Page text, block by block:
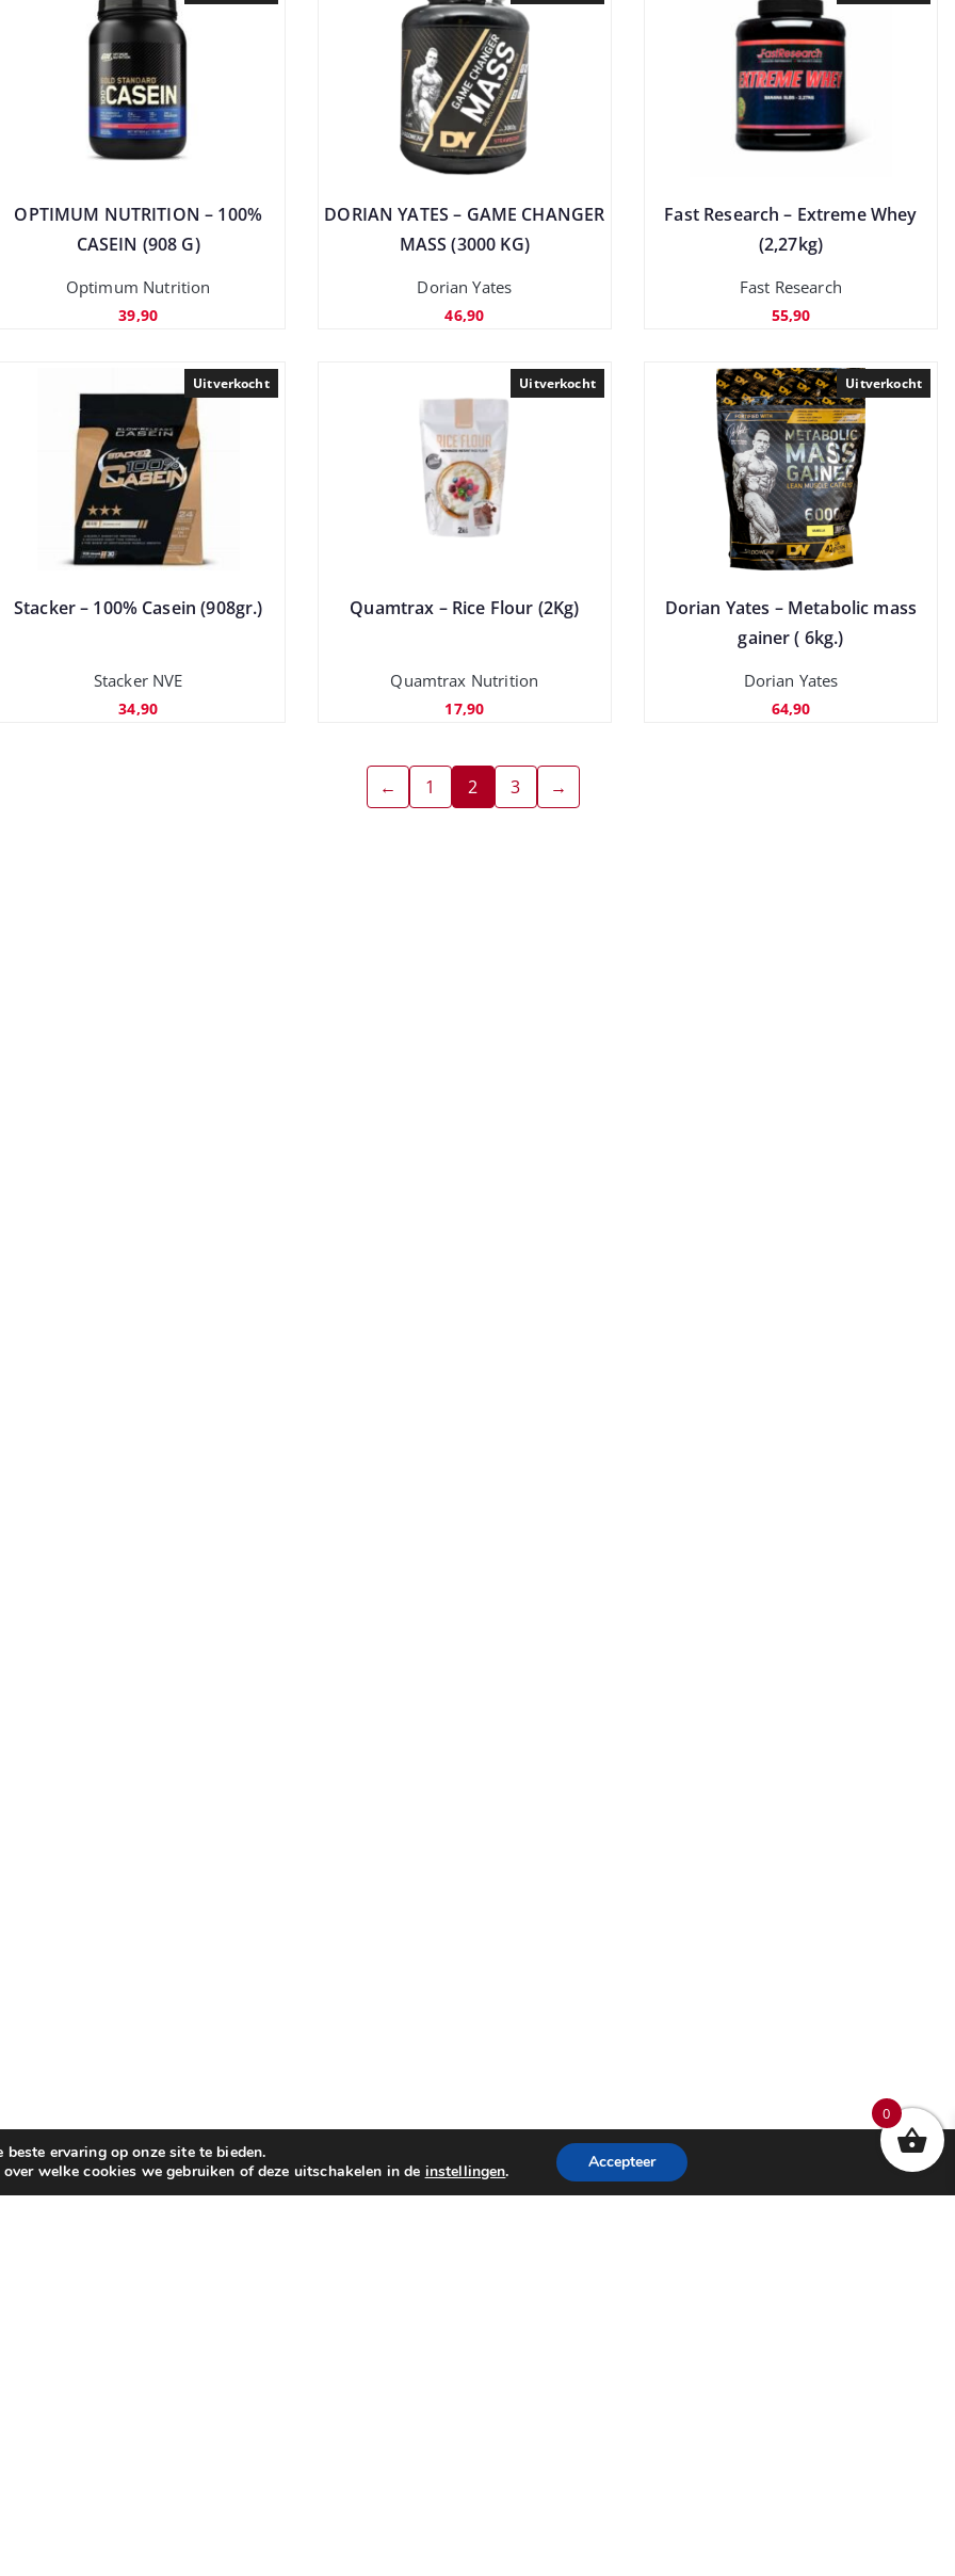
OPTIMUM NUTRITION – 100%
CASEIN (908 G)
Optimum Nutrition
39,90
DORIAN YATES – GAME CHANGER
MASS (3000 KG)
Dorian Yates
46,90
Fast Research – Extreme Whey
(2,27kg)
Fast Research
55,90
Uitverkocht
Stacker – 100% Casein (908gr.)
Stacker NVE
34,90
Uitverkocht
Quamtrax – Rice Flour (2Kg)
Quamtrax Nutrition
17,90
Uitverkocht
Dorian Yates – Metabolic mass
gainer ( 6kg.)
Dorian Yates
64,90
← 1 2 3 →
ervaring op onze site te bieden.
welke cookies we gebruiken of deze uitschakelen in de instellingen. Accepteer
0